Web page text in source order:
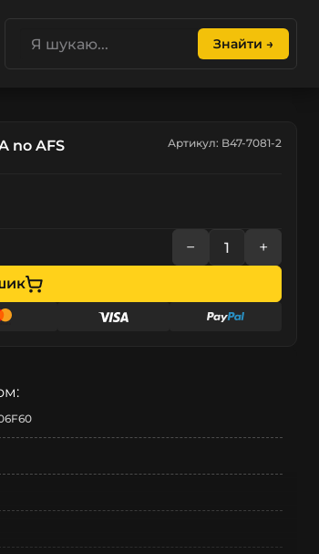
Знайти →
no AFS
Артикул: B47-7081-2
− +